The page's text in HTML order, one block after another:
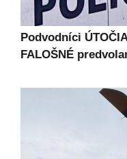
Podvodníci
FALOŠNÉ